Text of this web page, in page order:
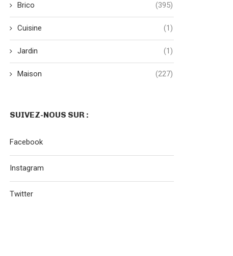
Brico (395)
Cuisine (1)
Jardin (1)
Maison (227)
SUIVEZ-NOUS SUR :
Facebook
Instagram
Twitter